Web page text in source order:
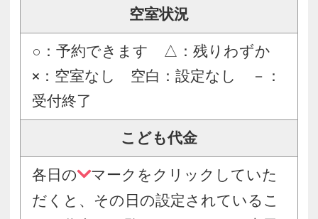
空室状況
○：予約できます △：残りわずか
×：空室なし 空白：設定なし －：
受付終了
こども代金
各日の
マークをクリックしていた
だくと、その日の設定されているこ